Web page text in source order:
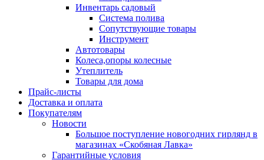
Инвентарь садовый
Система полива
Сопутствующие товары
Инструмент
Автотовары
Колеса,опоры колесные
Утеплитель
Товары для дома
Прайс-листы
Доставка и оплата
Покупателям
Новости
Большое поступление новогодних гирлянд в
магазинах «Скобяная Лавка»
Гарантийные условия